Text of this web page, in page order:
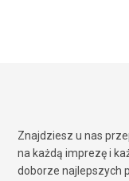
Znajdziesz u nas
na każdą imprezę i
doborze najlepszych